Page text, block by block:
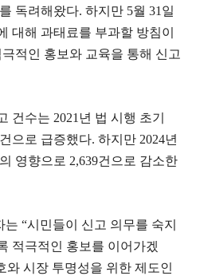
독려해왔다. 하지만 5월 31일
대해 과태료를 부과할 방침이
적인 홍보와 교육을 통해 신고
건수는 2021년 법 시행 초기
으로 급증했다. 하지만 2024년
영향으로 2,639건으로 감소한
“시민들이 신고 의무를 숙지
적극적인 홍보를 이어가겠
와 시장 투명성을 위한 제도인